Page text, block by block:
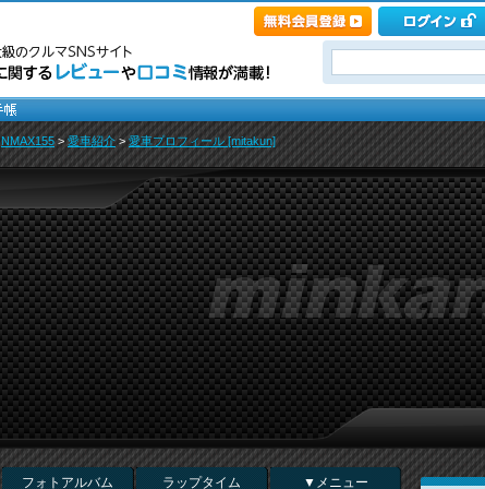
NMAX155> 愛車紹介>愛車プロフィール [mitakun]
フォトアルバム ラップタイム ▼メニュー